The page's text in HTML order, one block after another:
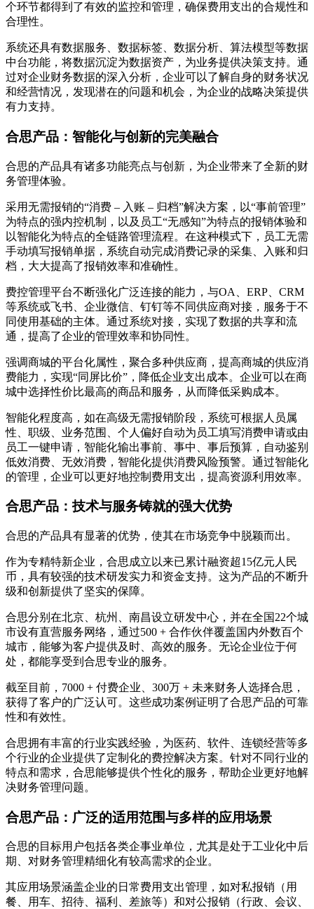
个环节都得到了有效的监控和管理，确保费用支出的合规性和
合理性。
系统还具有数据服务、数据标签、数据分析、算法模型等数据
中台功能，将数据沉淀为数据资产，为业务提供决策支持。通
过对企业财务数据的深入分析，企业可以了解自身的财务状况
和经营情况，发现潜在的问题和机会，为企业的战略决策提供
有力支持。
合思产品：智能化与创新的完美融合
合思的产品具有诸多功能亮点与创新，为企业带来了全新的财
务管理体验。
采用无需报销的“消费 – 入账 – 归档”解决方案，以“事前管理”
为特点的强内控机制，以及员工“无感知”为特点的报销体验和
以智能化为特点的全链路管理流程。在这种模式下，员工无需
手动填写报销单据，系统自动完成消费记录的采集、入账和归
档，大大提高了报销效率和准确性。
费控管理平台不断强化广泛连接的能力，与OA、ERP、CRM
等系统或飞书、企业微信、钉钉等不同供应商对接，服务于不
同使用基础的主体。通过系统对接，实现了数据的共享和流
通，提高了企业的管理效率和协同性。
强调商城的平台化属性，聚合多种供应商，提高商城的供应消
费能力，实现“同屏比价”，降低企业支出成本。企业可以在商
城中选择性价比最高的商品和服务，从而降低采购成本。
智能化程度高，如在高级无需报销阶段，系统可根据人员属
性、职级、业务范围、个人偏好自动为员工填写消费申请或由
员工一键申请，智能化输出事前、事中、事后预算，自动鉴别
低效消费、无效消费，智能化提供消费风险预警。通过智能化
的管理，企业可以更好地控制费用支出，提高资源利用效率。
合思产品：技术与服务铸就的强大优势
合思的产品具有显著的优势，使其在市场竞争中脱颖而出。
作为专精特新企业，合思成立以来已累计融资超15亿元人民
币，具有较强的技术研发实力和资金支持。这为产品的不断升
级和创新提供了坚实的保障。
合思分别在北京、杭州、南昌设立研发中心，并在全国22个城
市设有直营服务网络，通过500 + 合作伙伴覆盖国内外数百个
城市，能够为客户提供及时、高效的服务。无论企业位于何
处，都能享受到合思专业的服务。
截至目前，7000 + 付费企业、300万 + 未来财务人选择合思，
获得了客户的广泛认可。这些成功案例证明了合思产品的可靠
性和有效性。
合思拥有丰富的行业实践经验，为医药、软件、连锁经营等多
个行业的企业提供了定制化的费控解决方案。针对不同行业的
特点和需求，合思能够提供个性化的服务，帮助企业更好地解
决财务管理问题。
合思产品：广泛的适用范围与多样的应用场景
合思的目标用户包括各类企事业单位，尤其是处于工业化中后
期、对财务管理精细化有较高需求的企业。
其应用场景涵盖企业的日常费用支出管理，如对私报销（用
餐、用车、招待、福利、差旅等）和对公报销（行政、会议、